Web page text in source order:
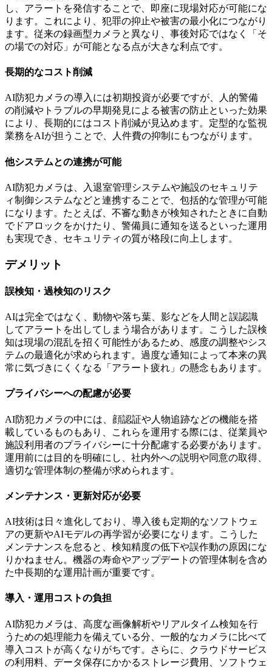
し、アラートを発信することで、即座に現場対応が可能にな
ります。これにより、犯罪の抑止や被害の最小化につながり
ます。従来の録画型カメラと異なり、事後対応ではなく「そ
の場での対応」が可能となる点が大きな利点です。
長期的なコスト削減
AI防犯カメラの導入には初期投資が必要ですが、人的警備
の削減やトラブルの早期発見による被害の防止といった効果
により、長期的にはコスト削減が見込めます。定型的な監視
業務をAIが担うことで、人件費の抑制にもつながります。
他システムとの連携が可能
AI防犯カメラは、入退室管理システムや施設のセキュリテ
ィ制御システムなどと連携することで、包括的な管理が可能
になります。たとえば、不審な動きが検知されたときに自動
でドアロックをかけたり、警備員に通知を送るといった運用
も実現でき、セキュリティの質が格段に向上します。
デメリット
誤検知・過検知のリスク
AIは完全ではなく、動物や落ち葉、影などを人間と誤認識
してアラートを出してしまう場合があります。こうした誤検
知は現場の混乱を招く可能性があるため、感度の調整やシス
テムの最適化が求められます。過度な通知によって本来の異
常に気づきにくくなる「アラート疲れ」の懸念もあります。
プライバシーへの配慮が必要
AI防犯カメラの中には、顔認証や人物追跡などの機能を搭
載しているものもあり、これらを運用する際には、従業員や
施設利用者のプライバシーに十分配慮する必要があります。
運用前には目的を明確にし、社内外への説明や同意の取得、
適切な管理体制の整備が求められます。
メンテナンス・更新対応が必要
AI技術は日々進化しており、導入後も定期的なソフトウェ
アの更新やAIモデルの再学習が必要になります。こうした
メンテナンスを怠ると、検知精度の低下や誤作動の原因にな
りかねません。機器の寿命やアップデートの管理体制を含め
た中長期的な運用計画が重要です。
導入・運用コストの負担
AI防犯カメラは、高度な画像解析やリアルタイム検知を行
うための処理能力を備えている分、一般的なカメラに比べて
導入コストが高くなりがちです。さらに、クラウドサービス
の利用料、データ保存にかかるストレージ費用、ソフトウェ